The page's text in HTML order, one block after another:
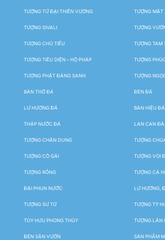
TƯỢNG TỨ ĐẠI THIÊN VƯƠNG TƯỢNG MẬT
TƯỢNG SIVALI TƯỢNG
TƯỢNG CHÚ TIỂU TƯỢNG TAM
TƯỢNG TIÊU DIỆN – HỘ PHÁP TƯỢNG
TƯỢNG PHẬT ĐẢNG SANH TƯỢNG
BÀN THỜ ĐÁ ĐÈN ĐÁ
LƯ HƯƠNG ĐÁ BẢN HIỆU ĐÁ
THÁP NƯỚC ĐÁ LAN CAN ĐÁ
TƯỢNG CHÂN DUNG TƯỢNG
TƯỢNG CÔ GÁI TƯỢNG VOI
TƯỢNG RỒNG TƯỢNG CÁ
ĐÀI PHUN NƯỚC LƯ HƯƠNG,
TƯỢNG SƯ TỬ TƯỢNG TỲ
TÙY HƯU PHONG THỦY TƯỢNG LÂN
ĐÈN SÂN VƯỜN SẢN PHẨM